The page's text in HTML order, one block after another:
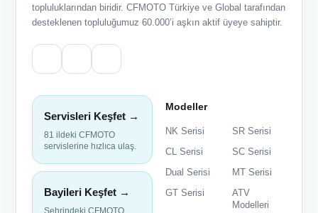
topluluklarından biridir. CFMOTO Türkiye ve Global tarafından
desteklenen topluluğumuz 60.000’i aşkın aktif üyeye sahiptir.
Servisleri Keşfet →
81 ildeki CFMOTO
servislerine hızlıca ulaş.
Bayileri Keşfet →
Modeller
NK Serisi
SR Serisi
CL Serisi
SC Serisi
Dual Serisi
MT Serisi
GT Serisi
ATV
Modelleri